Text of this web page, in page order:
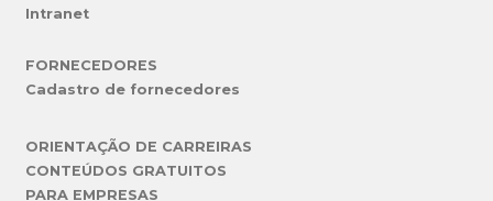
Intranet
FORNECEDORES
Cadastro de fornecedores
ORIENTAÇÃO DE CARREIRAS
CONTEÚDOS GRATUITOS
PARA EMPRESAS